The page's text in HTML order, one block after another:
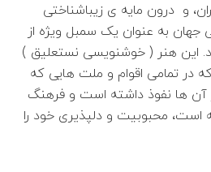
و درون مایه ی زیباشناختی
جهان به عنوان یک سمبل ویژه از
این هنر ( خوشنویسی نستعلیق )
در تمامی اقوام و ملت هایی که
آن ها نفوذ داشته است و فرهنگ
است، محبوبیت و دلپذیری خود را